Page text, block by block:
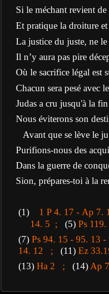
Si le méchant revient de
Et pratique la droiture
La justice du juste, ne le
Il n’y aura pas pire
Où le sacrifice légal est
Chacun sera pesé avec
Judas a cru jusqu'à la
Nous éviterons son
Avant que se lève le
Purifions-nous des
Dans la guerre de
Sion, prépares-toi à la
(1) 1 P 4. 17 - Ap
14. 5 ; (5) Ps 119.
(7) Ps 94. 15 - 95. 13
14. 12 ; (11) Ez
(13) Ha 2 ; (14) Ap